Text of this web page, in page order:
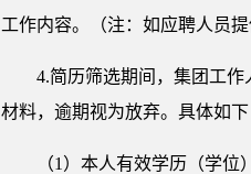
工作内容。（注：如应聘人员
4.简历筛选期间，集团工
材料，逾期视为放弃。具体如下
（1）本人有效学历（学位